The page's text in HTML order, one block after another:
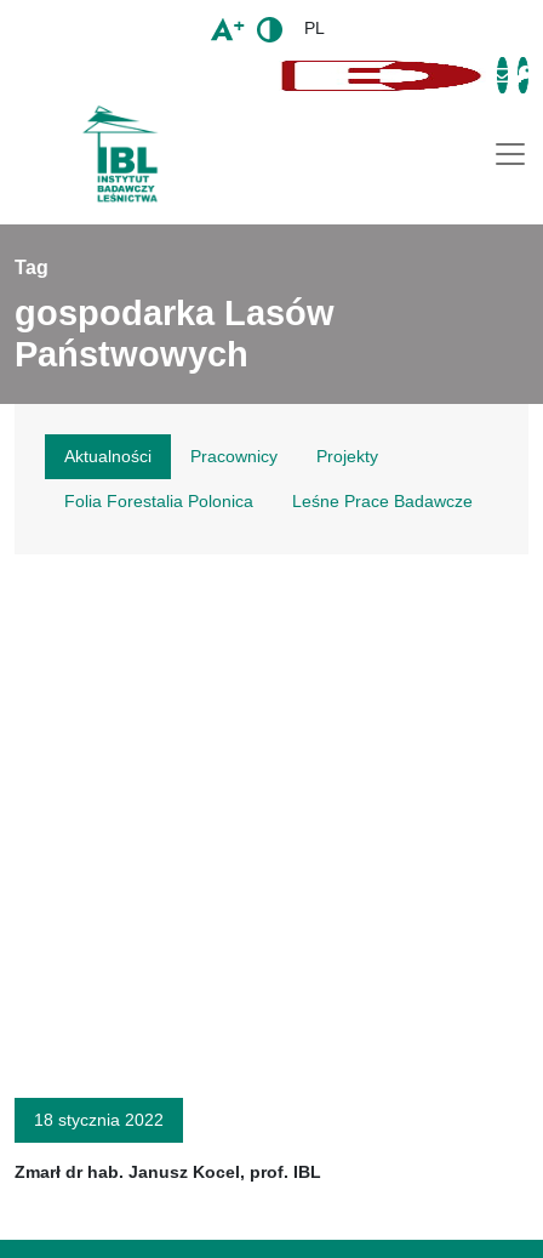
PL
Tag
gospodarka Lasów
Państwowych
Aktualności Pracownicy Projekty
Folia Forestalia Polonica Leśne Prace Badawcze
18 stycznia 2022
Zmarł dr hab. Janusz Kocel, prof. IBL